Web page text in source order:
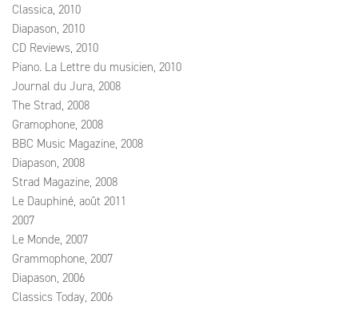
Classica, 2010
Diapason, 2010
CD Reviews, 2010
Piano. La Lettre du musicien, 2010
Journal du Jura, 2008
The Strad, 2008
Gramophone, 2008
BBC Music Magazine, 2008
Diapason, 2008
Strad Magazine, 2008
Le Dauphiné, août 2011
2007
Le Monde, 2007
Grammophone, 2007
Diapason, 2006
Classics Today, 2006